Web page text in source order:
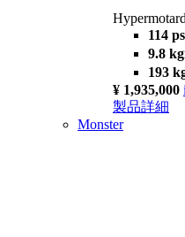
114 ps
9.8
193
¥ 1,935,000 i
製品詳細
Monster